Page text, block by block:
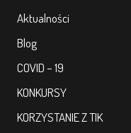
Aktualności
Blog
COVID – 19
KONKURSY
KORZYSTANIE Z TIK